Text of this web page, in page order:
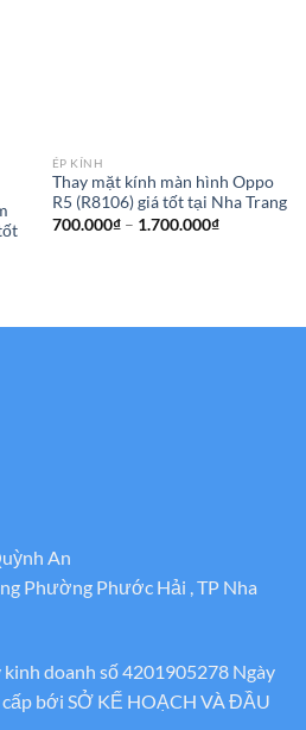
ÉP KÍNH
Thay mặt kính màn hình Oppo
R5 (R8106) giá tốt tại Nha Trang
700.000₫ – 1.700.000₫Khoảng
An
Phường Phước Hải , TP Nha
doanh số 4201905278 Ngày
bới SỞ KẾ HOẠCH VÀ ĐẦU